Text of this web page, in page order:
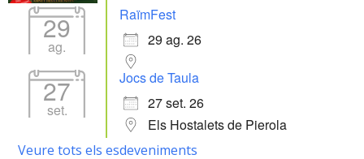
29
ag.
RaïmFest
29 ag. 26
27
set.
Jocs de Taula
27 set. 26
Els Hostalets de Pierola
Veure tots els esdeveniments